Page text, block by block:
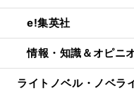
e!集英社
情報・知識＆オピニ
ライトノベル・ノベラ